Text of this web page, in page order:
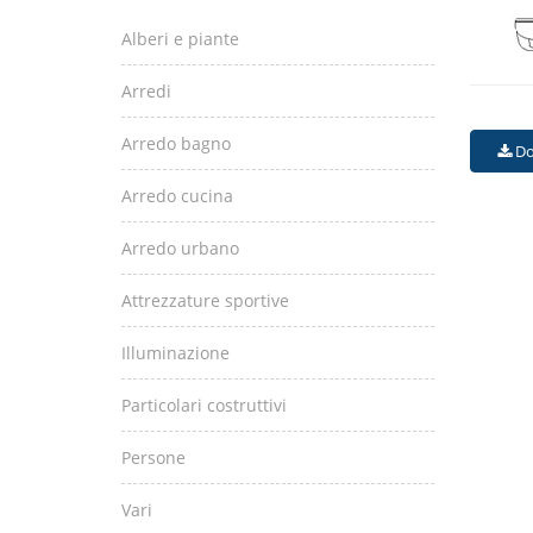
Alberi e piante
Arredi
Arredo bagno
Arredo cucina
Arredo urbano
Attrezzature sportive
Illuminazione
Particolari costruttivi
Persone
Vari